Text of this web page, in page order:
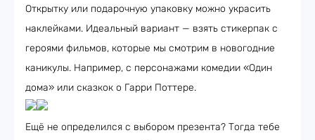
Открытку или подарочную упаковку можно украсить
наклейками. Идеальный вариант — взять стикерпак с
героями фильмов, которые мы смотрим в новогодние
каникулы. Например, с персонажами комедии «Один
дома» или сказкок о Гарри Поттере.
Ещё не определился с выбором презента? Тогда тебе